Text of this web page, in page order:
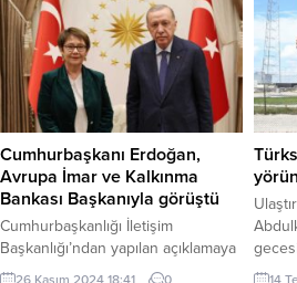
Ereğli’ye kazandırılan Gençlik
Kampüsü’nün açılışını gerçekleştird
KONYA (İGFA) – Konya Büyükşehir
Belediyesi tarafından 330 milyon
lira maliyetle tamamlanan ve
Konya’nın en büyük gençlik
kampüsü olan Ereğli Gençlik
Kampüsü’nün...
Cumhurbaşkanı Erdoğan,
Avrupa İmar ve Kalkınma
Bankası Başkanıyla görüştü
Cumhurbaşkanlığı İletişim
Başkanlığı’ndan yapılan açıklamaya
göre, Cumhurbaşkanı Recep Tayyip
26 Kasım 2024 18:41 0
uzaya
14